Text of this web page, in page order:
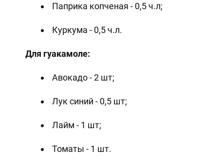
Паприка копченая - 0,5 ч.л;
Куркума - 0,5 ч.л.
Для гуакамоле:
Авокадо - 2 шт;
Лук синий - 0,5 шт;
Лайм - 1 шт;
Томаты - 1 шт.